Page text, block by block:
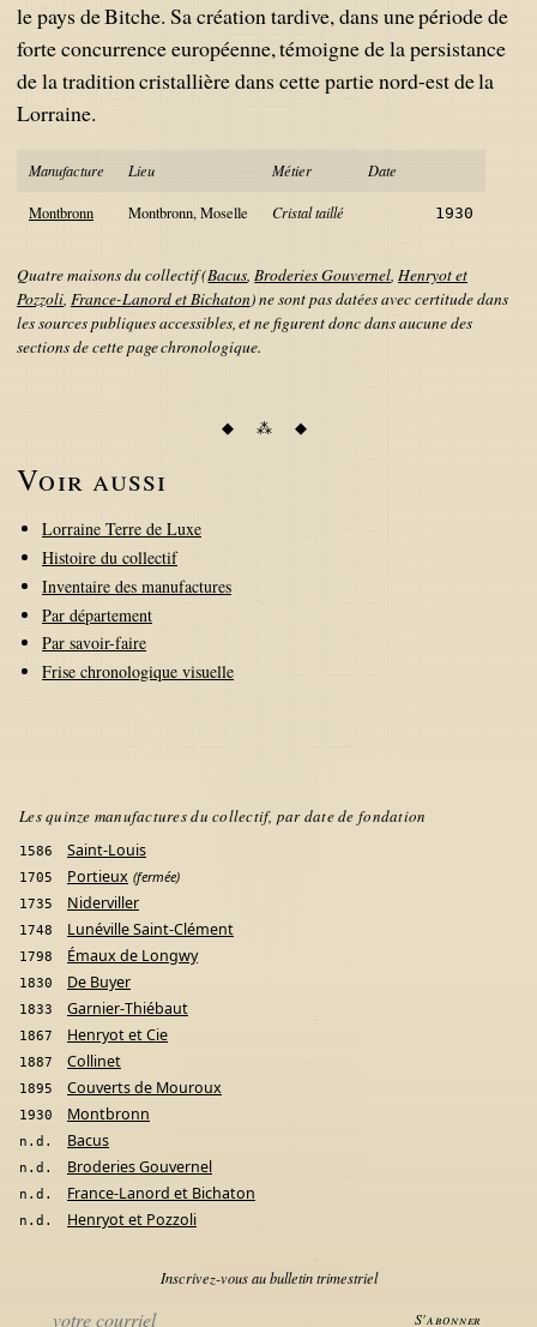
le pays de Bitche. Sa création tardive, dans une période de
forte concurrence européenne, témoigne de la persistance
de la tradition cristallière dans cette partie nord-est de la
Lorraine.
Manufacture Lieu Métier Date
Montbronn Montbronn, Moselle Cristal taillé 1930
Quatre maisons du collectif (Bacus, Broderies Gouvernel, Henryot et
Pozzoli, France-Lanord et Bichaton) ne sont pas datées avec certitude dans
les sources publiques accessibles, et ne figurent donc dans aucune des
sections de cette page chronologique.
Voir aussi
Lorraine Terre de Luxe
Histoire du collectif
Inventaire des manufactures
Par département
Par savoir-faire
Frise chronologique visuelle
Les quinze manufactures du collectif, par date de fondation
1586 Saint-Louis
1705 Portieux (fermée)
1735 Niderviller
1748 Lunéville Saint-Clément
1798 Émaux de Longwy
1830 De Buyer
1833 Garnier-Thiébaut
1867 Henryot et Cie
1887 Collinet
1895 Couverts de Mouroux
1930 Montbronn
n.d. Bacus
n.d. Broderies Gouvernel
n.d. France-Lanord et Bichaton
n.d. Henryot et Pozzoli
Inscrivez-vous au bulletin trimestriel
S'abonner